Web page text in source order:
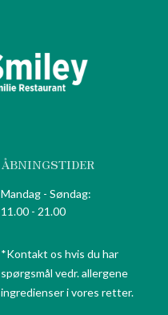
ÅBNINGSTIDER
Mandag - Søndag:
11.00 - 21.00
*Kontakt os hvis du har
spørgsmål vedr. allergene
ingredienser i vores retter.